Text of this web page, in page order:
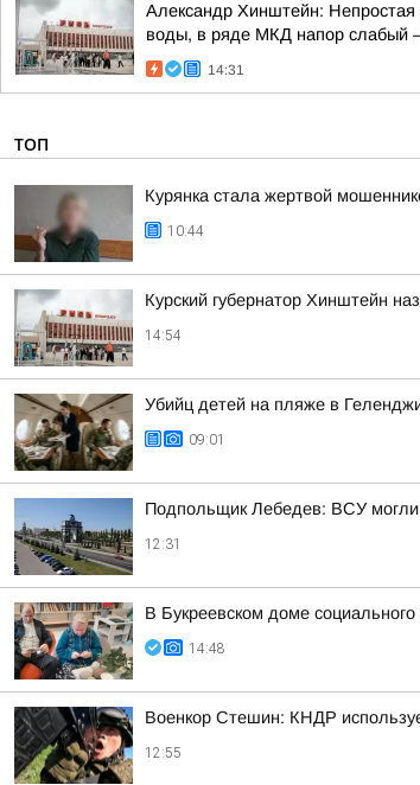
Александр Хинштейн:
воды, в ряде МКД напор слабый
14:31
ТОП
Курянка стала жертвой
10:44
Курский губернатор Хинштейн
14:54
Убийц детей на пляже в
09:01
Подпольщик Лебедев: ВСУ могли
12:31
В Букреевском доме
14:48
Военкор Стешин: КНДР
12:55